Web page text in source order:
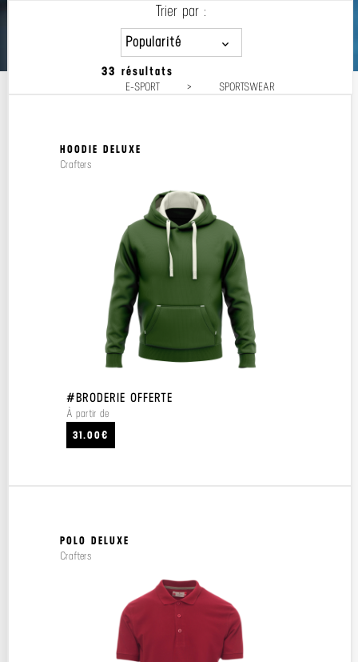
33 résultats
E-SPORT > SPORTSWEAR
Trier par :
Popularité
Popularité
Prix décroissant
HOODIE DELUXE
Crafters
#BRODERIE OFFERTE
À partir de
31.00€
POLO DELUXE
Crafters